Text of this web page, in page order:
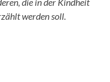
die in der Kindheit
werden soll.